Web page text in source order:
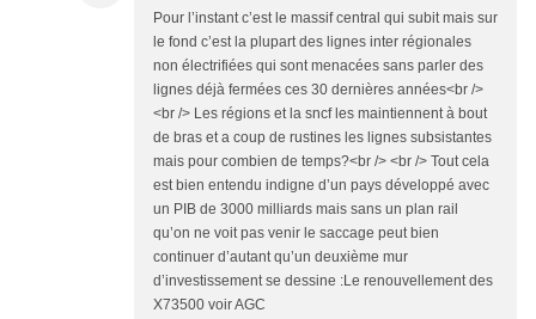
Pour l’instant c’est le massif central qui subit mais sur
le fond c’est la plupart des lignes inter régionales
non électrifiées qui sont menacées sans parler des
lignes déjà fermées ces 30 dernières années<br />
<br /> Les régions et la sncf les maintiennent à bout
de bras et a coup de rustines les lignes subsistantes
mais pour combien de temps?<br /> <br /> Tout cela
est bien entendu indigne d’un pays développé avec
un PIB de 3000 milliards mais sans un plan rail
qu’on ne voit pas venir le saccage peut bien
continuer d’autant qu’un deuxième mur
d’investissement se dessine :Le renouvellement des
X73500 voir AGC